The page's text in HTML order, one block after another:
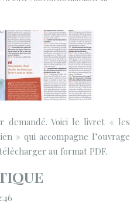
demandé. Voici le livret « les
» qui accompagne l’ouvrage
au format PDF.